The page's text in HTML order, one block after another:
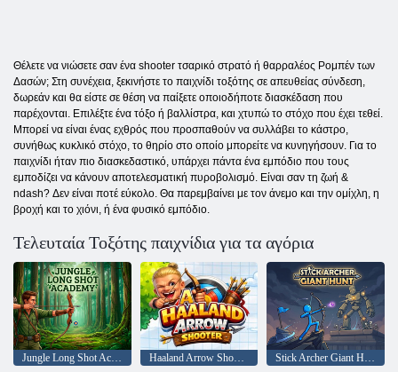
Θέλετε να νιώσετε σαν ένα shooter τσαρικό στρατό ή θαρραλέος Ρομπέν των
Δασών; Στη συνέχεια, ξεκινήστε το παιχνίδι τοξότης σε απευθείας σύνδεση,
δωρεάν και θα είστε σε θέση να παίξετε οποιοδήποτε διασκέδαση που
παρέχονται. Επιλέξτε ένα τόξο ή βαλλίστρα, και χτυπώ το στόχο που έχει τεθεί.
Μπορεί να είναι ένας εχθρός που προσπαθούν να συλλάβει το κάστρο,
συνήθως κυκλικό στόχο, το θηρίο στο οποίο μπορείτε να κυνηγήσουν. Για το
παιχνίδι ήταν πιο διασκεδαστικό, υπάρχει πάντα ένα εμπόδιο που τους
εμποδίζει να κάνουν αποτελεσματική πυροβολισμό. Είναι σαν τη ζωή &
ndash? Δεν είναι ποτέ εύκολο. Θα παρεμβαίνει με τον άνεμο και την ομίχλη, η
βροχή και το χιόνι, ή ένα φυσικό εμπόδιο.
Τελευταία Τοξότης παιχνίδια για τα αγόρια
Jungle Long Shot Academy Haaland Arrow Shooter Stick Archer Giant Hunt